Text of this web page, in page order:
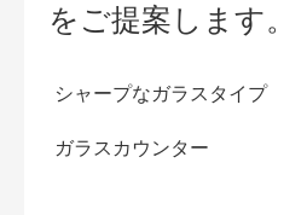
をご提案します。
シャープなガラスタイプ
ガラスカウンター